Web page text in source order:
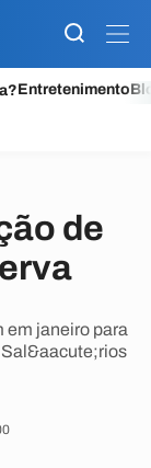
Entretenimento
de
janeiro para